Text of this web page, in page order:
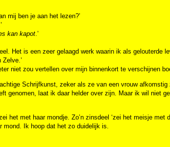
mij ben je aan het lezen?’
kan kapot.’
Het is een zeer gelaagd werk waarin ik als gelouterde
niet zou vertellen over mijn binnenkort te verschijnen
Schrijfkunst, zeker als ze van een vrouw
genomen, laat ik daar helder over zijn. Maar ik wil niet
het met haar mondje. Zo’n zinsdeel ‘zei het meisje met
mond. Ik hoop dat het zo duidelijk is.